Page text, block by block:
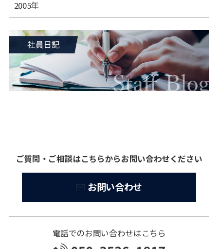
2005年
ご質問・ご相談はこちらからお問い合わせください
お問い合わせ
電話でのお問い合わせはこちら